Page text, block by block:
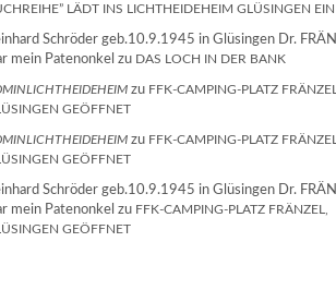
LÄDT INS LICHTHEIDEHEIM GLÜSINGEN EIN
Schröder geb.10.9.1945 in Glüsingen Dr.
mein Patenonkel zu DAS LOCH IN DER BANK
zu FFK-CAMPING-PLATZ FRÄNZEL,
GEÖFFNET
zu FFK-CAMPING-PLATZ FRÄNZEL,
GEÖFFNET
Schröder geb.10.9.1945 in Glüsingen Dr.
mein Patenonkel zu FFK-CAMPING-PLATZ FRÄNZEL,
GEÖFFNET